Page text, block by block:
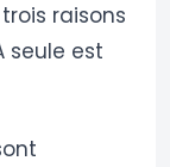
raisons
seule est